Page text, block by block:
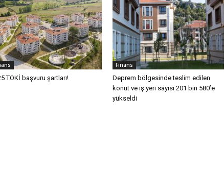
TOKİ başvuru şartları!
Finans
Deprem bölgesinde teslim edilen
konut ve iş yeri sayısı 201 bin 580’e
yükseldi